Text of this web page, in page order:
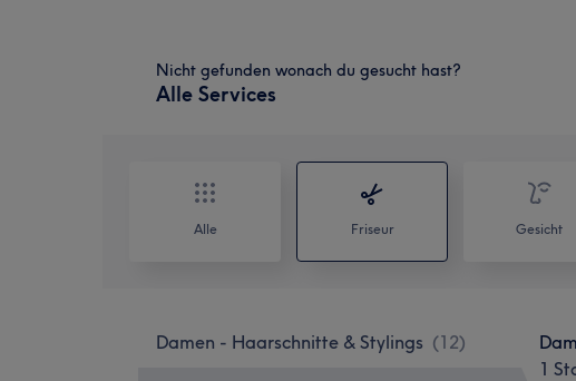
Nicht gefunden wonach du gesucht hast?
Alle Services
Alle Friseur Gesicht
Damen - Haarschnitte & Stylings (12)
1